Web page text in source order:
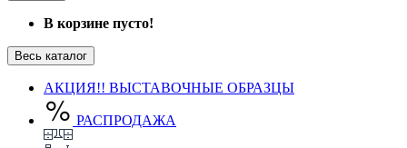
В корзине пусто!
Весь каталог
АКЦИЯ!! ВЫСТАВОЧНЫЕ ОБРАЗЦЫ
РАСПРОДАЖА